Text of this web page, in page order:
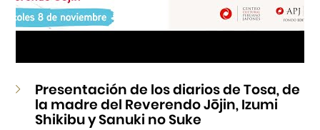
Presentación de los diarios de Tosa, de
la madre del Reverendo Jōjin, Izumi
Shikibu y Sanuki no Suke